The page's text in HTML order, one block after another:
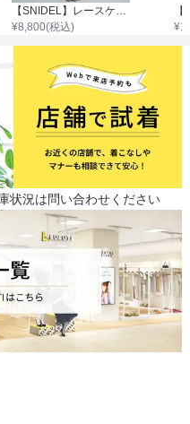
¥8,800(税込) ¥
状況は問い合わせください